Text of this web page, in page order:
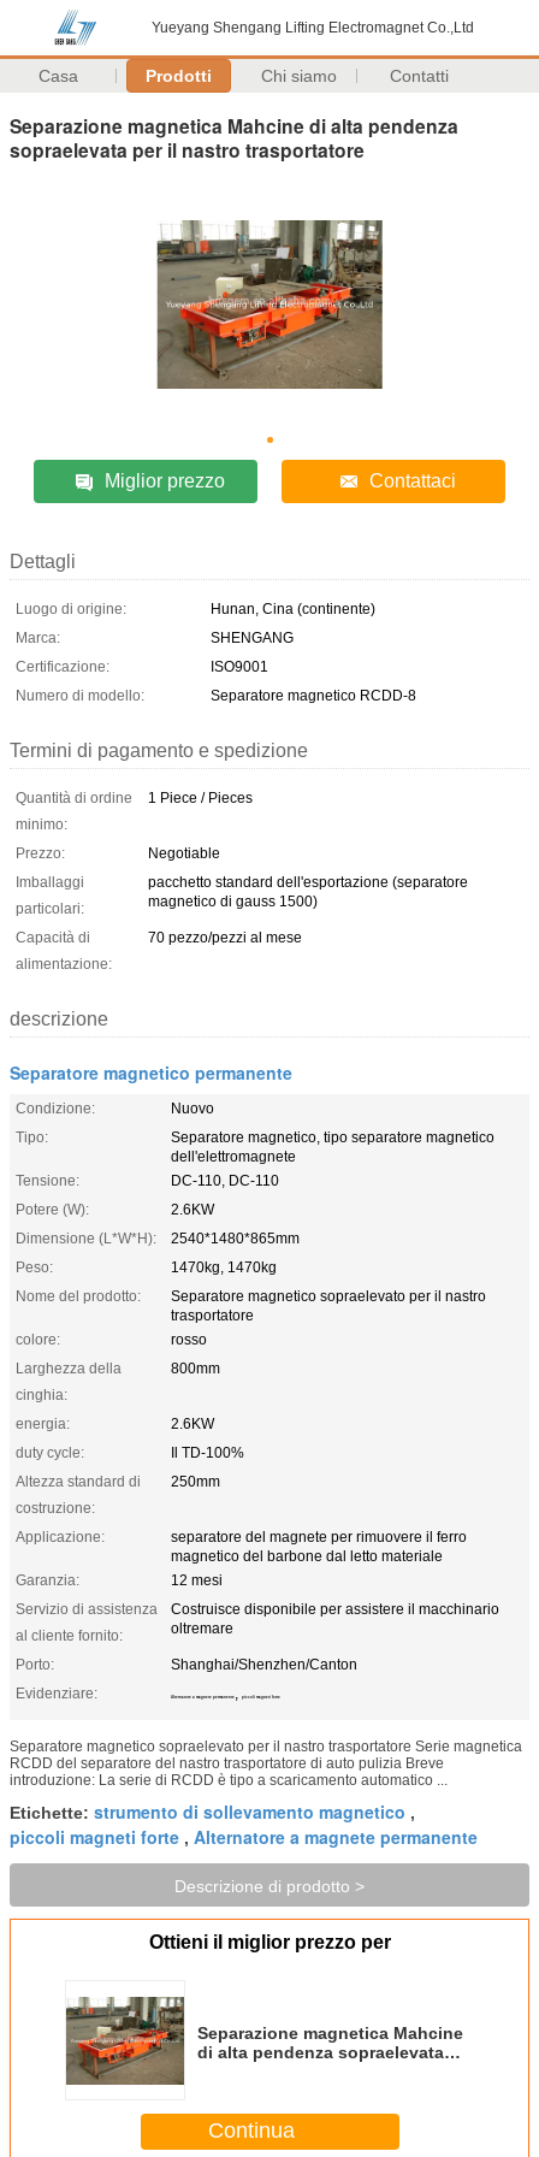
Yueyang Shengang Lifting Electromagnet Co.,Ltd
Casa Prodotti Chi siamo Contatti
Separazione magnetica Mahcine di alta pendenza
sopraelevata per il nastro trasportatore
Miglior prezzo Contattaci
Dettagli
Luogo di origine:
Hunan, Cina (continente)
Marca:
SHENGANG
Certificazione:
ISO9001
Numero di modello:
Separatore magnetico RCDD-8
Termini di pagamento e spedizione
Quantità di ordine
minimo:
1 Piece / Pieces
Prezzo:
Negotiable
Imballaggi
particolari:
pacchetto standard dell'esportazione (separatore
magnetico di gauss 1500)
Capacità di
alimentazione:
70 pezzo/pezzi al mese
descrizione
Separatore magnetico permanente
Condizione:
Nuovo
Tipo:
Separatore magnetico, tipo separatore magnetico
dell'elettromagnete
Tensione:
DC-110, DC-110
Potere (W):
2.6KW
Dimensione (L*W*H):
2540*1480*865mm
Peso:
1470kg, 1470kg
Nome del prodotto:
Separatore magnetico sopraelevato per il nastro
trasportatore
colore:
rosso
Larghezza della
cinghia:
800mm
energia:
2.6KW
duty cycle:
Il TD-100%
Altezza standard di
costruzione:
250mm
Applicazione:
separatore del magnete per rimuovere il ferro
magnetico del barbone dal letto materiale
Garanzia:
12 mesi
Servizio di assistenza
al cliente fornito:
Costruisce disponibile per assistere il macchinario
oltremare
Porto:
Shanghai/Shenzhen/Canton
Evidenziare:
Alternatore a magnete permanente , piccoli magneti forte
Separatore magnetico sopraelevato per il nastro trasportatore Serie magnetica
RCDD del separatore del nastro trasportatore di auto pulizia Breve
introduzione: La serie di RCDD è tipo a scaricamento automatico ...
Etichette: strumento di sollevamento magnetico ,
piccoli magneti forte , Alternatore a magnete permanente
Descrizione di prodotto >
Ottieni il miglior prezzo per
Separazione magnetica Mahcine
di alta pendenza sopraelevata
Continua